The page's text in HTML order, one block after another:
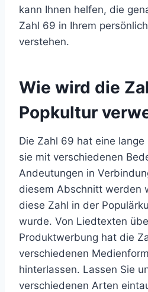
kann Ihnen helfen, die
Zahl 69 in Ihrem
verstehen.
Wie wird die
Popkultur
Die Zahl 69 hat eine
sie mit verschiedenen
Andeutungen in
diesem Abschnitt werden
diese Zahl in der
wurde. Von Liedtexten
Produktwerbung hat die
verschiedenen
hinterlassen. Lassen Sie
verschiedenen Arten